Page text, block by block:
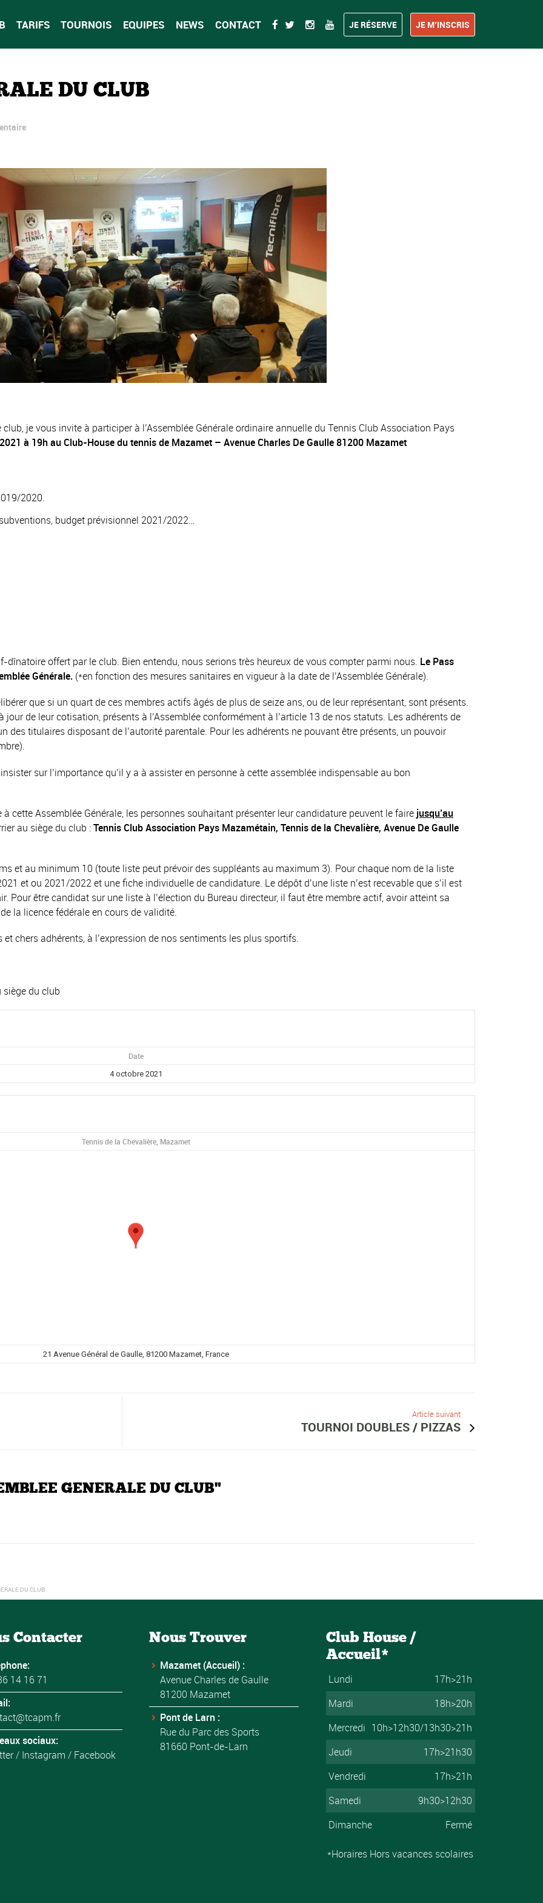
TARIFS TOURNOIS EQUIPES NEWS CONTACT JE RÉSERVE JE M’INSCRIS
DU CLUB
je vous invite à participer à l’Assemblée Générale ordinaire annuelle du Tennis Club Association Pays
à 19hau Club-House du tennis de Mazamet – Avenue Charles De Gaulle 81200 Mazamet
2020.
budget prévisionnel 2021/2022…
dînatoire offert par le club. Bien entendu, nous serions très heureux de vous compter parmi nous. Le Pass
Générale. (*en fonction des mesures sanitaires en vigueur à la date de l’Assemblée Générale).
que si un quart de ces membres actifs âgés de plus de seize ans, ou de leur représentant, sont présents.
de leur cotisation, présents à l’Assemblée conformément à l’article 13 de nos statuts. Les adhérents de
des titulaires disposant de l’autorité parentale. Pour les adhérents ne pouvant être présents, un pouvoir
sur l’importance qu’il y a à assister en personne à cette assemblée indispensable au bon
cette Assemblée Générale, les personnes souhaitant présenter leur candidature peuvent le faire jusqu’au
au siège du club :Tennis Club Association Pays Mazamétain, Tennis de la Chevalière, Avenue De Gaulle
et au minimum 10 (toute liste peut prévoir des suppléants au maximum 3). Pour chaque nom de la liste
et ou 2021/2022 et une fiche individuelle de candidature. Le dépôt d’une liste n’est recevable que s’il est
Pour être candidat sur une liste à l’élection du Bureau directeur, il faut être membre actif, avoir atteint sa
la licence fédérale en cours de validité.
et chers adhérents, à l’expression de nos sentiments les plus sportifs.
du club
Date
4 octobre 2021
Tennis de la Chevalière, Mazamet
21 Avenue Général de Gaulle, 81200 Mazamet, France
Article suivant
TOURNOI DOUBLES / PIZZAS
GENERALE DU CLUB"
DU CLUB
Contacter
14 16 71
sociaux:
/ Instagram / Facebook
Nous Trouver
Mazamet (Accueil) :
Avenue Charles de Gaulle
81200 Mazamet
Pont de Larn :
Rue du Parc des Sports
81660 Pont-de-Larn
Club House /
Accueil*
Lundi
17h>21h
Mardi
18h>20h
Mercredi 10h>12h30/13h30>21h
Jeudi
17h>21h30
Vendredi
17h>21h
Samedi
9h30>12h30
Dimanche
Fermé
*Horaires Hors vacances scolaires